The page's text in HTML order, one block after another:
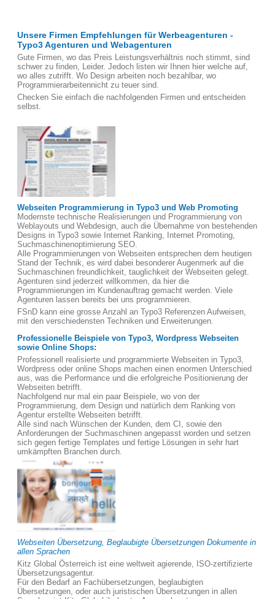
Unsere Firmen Empfehlungen für Werbeagenturen -
Typo3 Agenturen und Webagenturen
Gute Firmen, wo das Preis Leistungsverhältnis noch stimmt, sind
schwer zu finden, Leider. Jedoch listen wir Ihnen hier welche auf,
wo alles zutrifft. Wo Design arbeiten noch bezahlbar, wo
Programmierarbeitennicht zu teuer sind.
Checken Sie einfach die nachfolgenden Firmen und entscheiden
selbst.
Webseiten Programmierung in Typo3 und Web Promoting
Modernste technische Realisierungen und Programmierung von
Weblayouts und Webdesign, auch die Übernahme von bestehenden
Designs in Typo3 sowie Internet Ranking, Internet Promoting,
Suchmaschinenoptimierung SEO.
Alle Programmierungen von Webseiten entsprechen dem heutigen
Stand der Technik, es wird dabei besonderer Augenmerk auf die
Suchmaschinen freundlichkeit, tauglichkeit der Webseiten gelegt.
Agenturen sind jederzeit willkommen, da hier die
Programmierungen im Kundenauftrag gemacht werden. Viele
Agenturen lassen bereits bei uns programmieren.
FSnD kann eine grosse Anzahl an Typo3 Referenzen Aufweisen,
mit den verschiedensten Techniken und Erweiterungen.
Professionelle Beispiele von Typo3, Wordpress Webseiten
sowie Online Shops:
Professionell realisierte und programmierte Webseiten in Typo3,
Wordpress oder online Shops machen einen enormen Unterschied
aus, was die Performance und die erfolgreiche Positionierung der
Webseiten betrifft.
Nachfolgend nur mal ein paar Beispiele, wo von der
Programmierung, dem Design und natürlich dem Ranking von
Agentur erstellte Webseiten betrifft.
Alle sind nach Wünschen der Kunden, dem CI, sowie den
Anforderungen der Suchmaschinen angepasst worden und setzen
sich gegen fertige Templates und fertige Lösungen in sehr hart
umkämpften Branchen durch.
Webseiten Übersetzung, Beglaubigte Übersetzungen Dokumente in
allen Sprachen
Kitz Global Österreich ist eine weltweit agierende, ISO-zertifizierte
Übersetzungsagentur.
Für den Bedarf an Fachübersetzungen, beglaubigten
Übersetzungen, oder auch juristischen Übersetzungen in allen